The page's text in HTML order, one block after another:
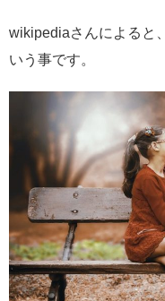
wikipediaさんによると
いう事です。